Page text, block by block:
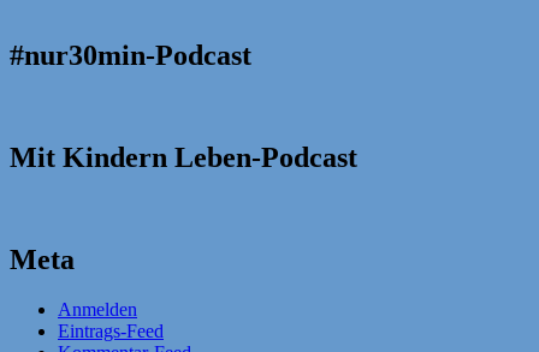
#nur30min-Podcast
Mit Kindern Leben-Podcast
Meta
Anmelden
Eintrags-Feed